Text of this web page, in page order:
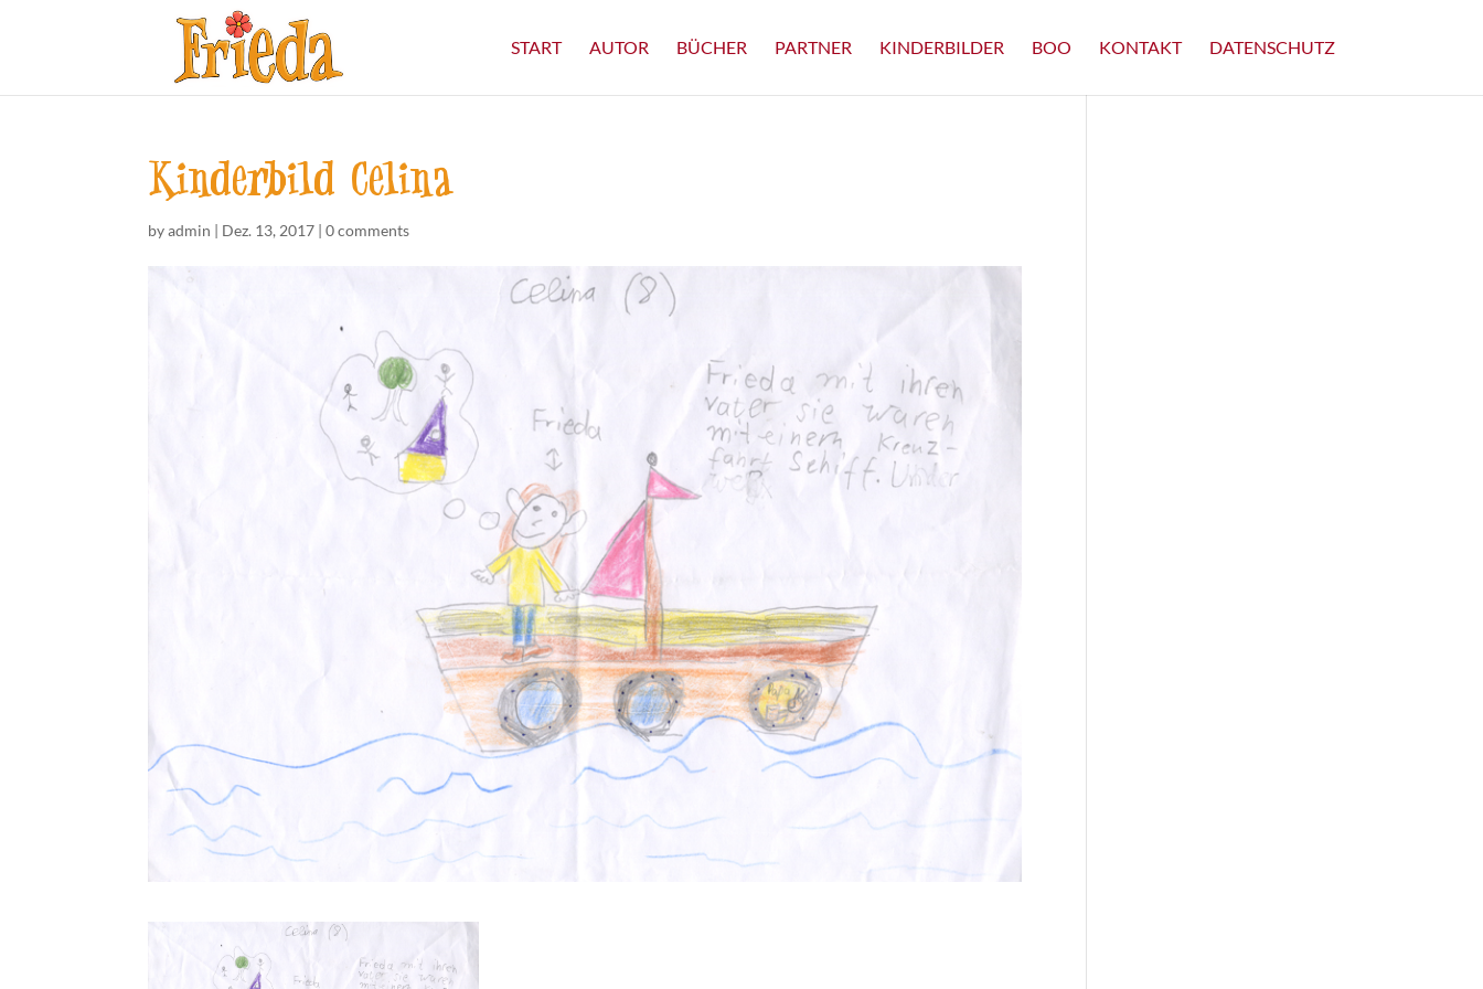
START AUTOR BÜCHER PARTNER KINDERBILDER BOO KONTAKT DATENSCHUTZ
Kinderbild Celina
byadmin | Dez. 13, 2017 |0 comments